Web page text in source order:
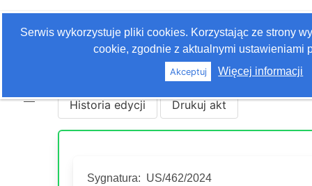
Serwis wykorzystuje pliki cookies. Korzystając ze strony
cookie, zgodnie z aktualnymi ustawieniami
Akceptuj Więcej informacji
Szukaj
Historia edycji Drukuj akt
Sygnatura: US/462/2024